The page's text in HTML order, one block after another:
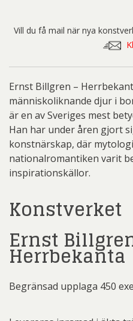
Vill du få mail när nya
Ernst Billgren –
människoliknande djur i
är en av Sveriges mest
Han har under åren gjort
konstnärskap, där
nationalromantiken varit
inspirationskällor.
Konstverket
Ernst
Herrbekanta
Begränsad upplaga 450